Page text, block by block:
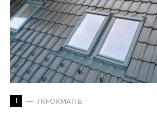
I INFORMATIE